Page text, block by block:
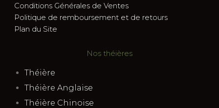
Conditions Générales de Ventes
Politique de remboursement et de retours
Plan du Site
Nos théières
Théière
Théière Anglaise
Théière Chinoise